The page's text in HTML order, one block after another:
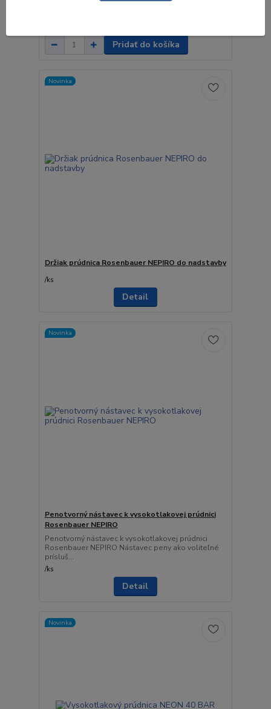
Pridať do košíka
Novinka
Držiak prúdnica Rosenbauer NEPIRO do nadstavby
/ks
Detail
Novinka
Penotvorný nástavec k vysokotlakovej prúdnici
Rosenbauer NEPIRO
Penotvorný nástavec k vysokotlakovej prúdnici
Rosenbauer NEPIRO Nástavec peny ako voliteľné
prísluš...
/ks
Detail
Novinka